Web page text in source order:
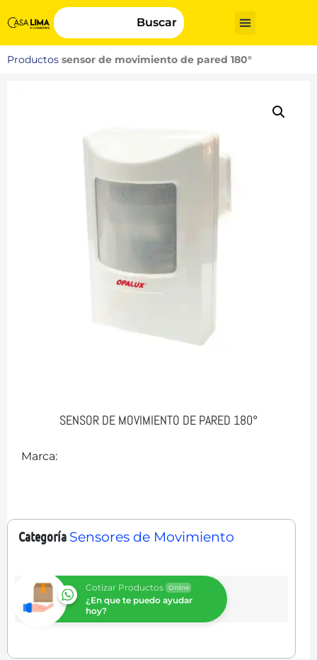
Buscar
Productos sensor de movimiento de pared 180°
SENSOR DE MOVIMIENTO DE PARED 180°
Marca:
Categoría Sensores de Movimiento
Cotizar Productos Online
¿En que te puedo ayudar
hoy?